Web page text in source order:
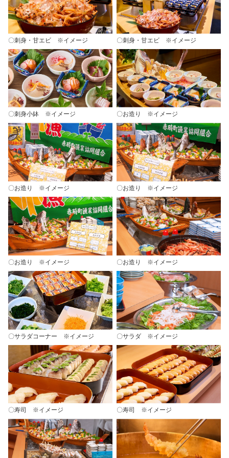
〇刺身・甘エビ ※イメージ 〇刺身・甘エビ ※イメージ
〇刺身小鉢 ※イメージ 〇お造り ※イメージ
〇お造り ※イメージ 〇お造り ※イメージ
〇お造り ※イメージ 〇お造り ※イメージ
〇サラダコーナー ※イメージ 〇サラダ ※イメージ
〇寿司 ※イメージ 〇寿司 ※イメージ